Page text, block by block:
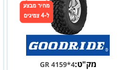
מק"ט:GR 4159*4